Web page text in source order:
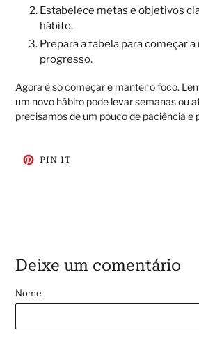
Estabelece metas e objetivos
hábito.
Prepara a tabela para começar
progresso.
Agora é só começar e manter o foco.
um novo hábito pode levar semanas ou
precisamos de um pouco de paciência e
PIN IT
Deixe um comentário
Nome